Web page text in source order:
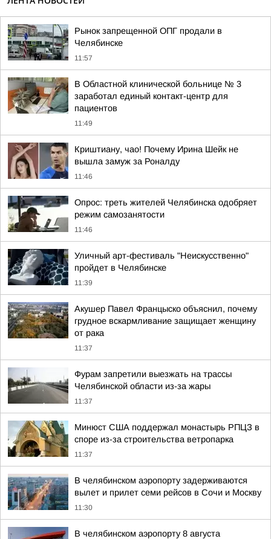
Рынок запрещенной ОПГ продали в
Челябинске
11:57
В Областной клинической больнице № 3
заработал единый контакт-центр для
пациентов
11:49
Криштиану, чао! Почему Ирина Шейк не
вышла замуж за Роналду
11:46
Опрос: треть жителей Челябинска одобряет
режим самозанятости
11:46
Уличный арт-фестиваль "Неискусственно"
пройдет в Челябинске
11:39
Акушер Павел Францыско объяснил, почему
грудное вскармливание защищает женщину
от рака
11:37
Фурам запретили выезжать на трассы
Челябинской области из-за жары
11:37
Минюст США поддержал монастырь РПЦЗ в
споре из-за строительства ветропарка
11:37
В челябинском аэропорту задерживаются
вылет и прилет семи рейсов в Сочи и Москву
11:30
В челябинском аэропорту 8 августа